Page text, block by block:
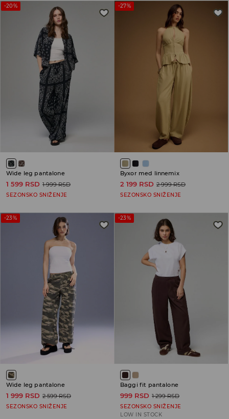
-20%
Wide leg pantalone
1 599 RSD 1 999 RSD
SEZONSKO SNIŽENJE
-27%
Byxor med linnemix
2 199 RSD 2 999 RSD
SEZONSKO SNIŽENJE
-23%
Wide leg pantalone
1 999 RSD 2 599 RSD
SEZONSKO SNIŽENJE
-23%
Baggi fit pantalone
999 RSD 1 299 RSD
SEZONSKO SNIŽENJE
LOW IN STOCK